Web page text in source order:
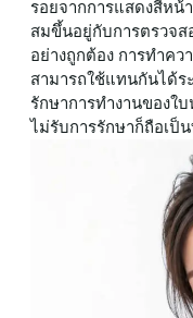
รอยจากการแสดงสีหน้
สมขึ้นอยู่กับการตรวจ
อย่างถูกต้อง การทำคว
สามารถใช้แทนกันได้ร
รักษาการทำงานของใ
ไม่รับการรักษาก็ถือเป็